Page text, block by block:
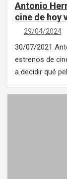
Antonio
cine de hoy
29/04/2024
30/07/2021
estrenos de
a decidir qué